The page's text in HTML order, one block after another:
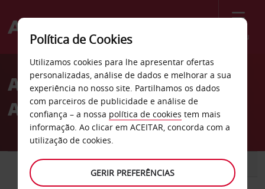
Menu
Welcome
AvisAluguer de carros no
Aeroporto de Newcastle
CARRO COMERCIAIS
Política de Cookies
Utilizamos cookies para lhe apresentar ofertas
personalizadas, análise de dados e melhorar a sua
experiência no nosso site. Partilhamos os dados
com parceiros de publicidade e análise de
confiança – a nossa política de cookies tem mais
informação. Ao clicar em ACEITAR, concorda com a
utilização de cookies.
GERIR PREFERÊNCIAS